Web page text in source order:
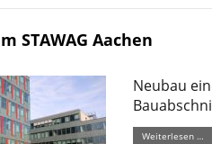
STAWAG Aachen
Neubau
Weiterlesen …